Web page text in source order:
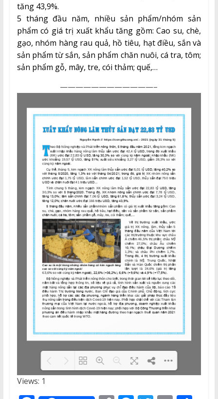
tăng 43,9%.
5 tháng đầu năm, nhiều sản phẩm/nhóm sản
phẩm có giá trị xuất khẩu tăng gồm: Cao su, chè,
gạo, nhóm hàng rau quả, hồ tiêu, hạt điều, sắn và
sản phẩm từ sắn, sản phẩm chăn nuôi, cá tra, tôm;
sản phẩm gỗ, mây, tre, cói thảm; quế,…
————————————–
Views: 1